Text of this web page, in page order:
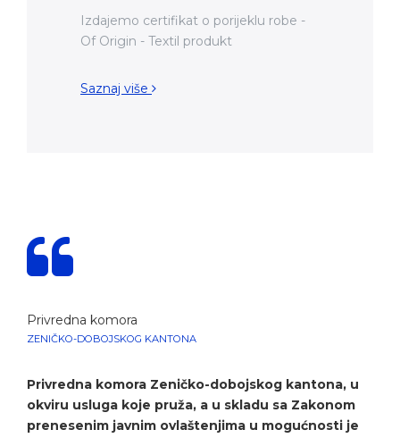
Izdajemo certifikat o porijeklu robe -
Of Origin - Textil produkt
Saznaj više
Privredna komora
ZENIČKO-DOBOJSKOG KANTONA
Privredna komora Zeničko-dobojskog kantona, u
okviru usluga koje pruža, a u skladu sa Zakonom
prenesenim javnim ovlaštenjima u mogućnosti je